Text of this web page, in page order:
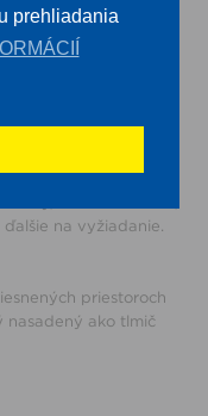
prehliadania
125 Hz
odpudzujúci vodu
navarené hrdlo,
na vyžiadanie.
priestoroch
nasadený ako tlmič